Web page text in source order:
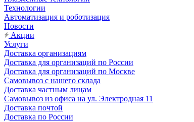
Технологии
Автоматизация и роботизация
Новости
Акции
Услуги
Доставка организациям
Доставка для организаций по России
Доставка для организаций по Москве
Самовывоз с нашего склада
Доставка частным лицам
Самовывоз из офиса на ул. Электродная 11
Доставка почтой
Доставка по России